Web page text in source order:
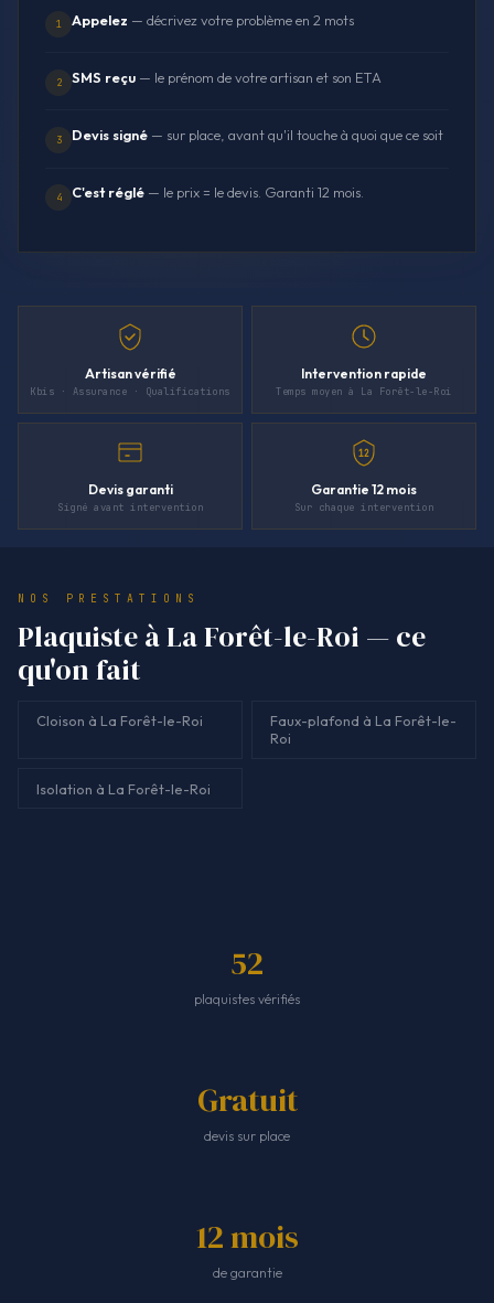
1 Appelez — décrivez votre problème en 2 mots
2 SMS reçu — le prénom de votre artisan et son ETA
3 Devis signé — sur place, avant qu'il touche à quoi que ce soit
4 C'est réglé — le prix = le devis. Garanti 12 mois.
Artisan vérifié
Kbis · Assurance · Qualifications
Intervention rapide
Temps moyen à La Forêt-le-Roi
Devis garanti
Signé avant intervention
12
Garantie 12 mois
Sur chaque intervention
NOS PRESTATIONS
Plaquiste à La Forêt-le-Roi — ce
qu'on fait
Cloison à La Forêt-le-Roi
Faux-plafond à La Forêt-le-
Roi
Isolation à La Forêt-le-Roi
52
plaquistes vérifiés
Gratuit
devis sur place
12 mois
de garantie